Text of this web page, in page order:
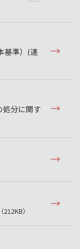
基準〕(連
処分に関す
（212KB）